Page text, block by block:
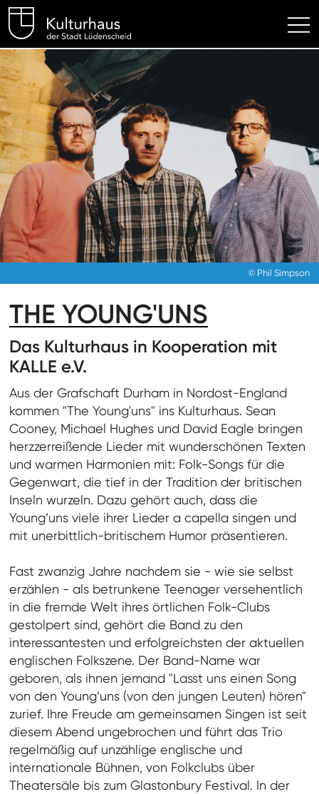
Kulturhaus Lüdenscheid
© Phil Simpson
THE YOUNG'UNS
Das Kulturhaus in Kooperation mit
KALLE e.V.
Aus der Grafschaft Durham in Nordost-England
kommen "The Young'uns" ins Kulturhaus. Sean
Cooney, Michael Hughes und David Eagle bringen
herzzerreißende Lieder mit wunderschönen Texten
und warmen Harmonien mit: Folk-Songs für die
Gegenwart, die tief in der Tradition der britischen
Inseln wurzeln. Dazu gehört auch, dass die
Young’uns viele ihrer Lieder a capella singen und
mit unerbittlich-britischem Humor präsentieren.
Fast zwanzig Jahre nachdem sie - wie sie selbst
erzählen - als betrunkene Teenager versehentlich
in die fremde Welt ihres örtlichen Folk-Clubs
gestolpert sind, gehört die Band zu den
interessantesten und erfolgreichsten der aktuellen
englischen Folkszene. Der Band-Name war
geboren, als ihnen jemand "Lasst uns einen Song
von den Young’uns (von den jungen Leuten) hören"
zurief. Ihre Freude am gemeinsamen Singen ist seit
diesem Abend ungebrochen und führt das Trio
regelmäßig auf unzählige englische und
internationale Bühnen, von Folkclubs über
Theatersäle bis zum Glastonbury Festival. In der